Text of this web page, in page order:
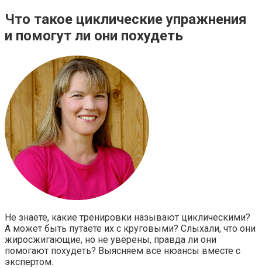
Что такое циклические упражнения
и помогут ли они похудеть
Не знаете, какие тренировки называют циклическими?
А может быть путаете их с круговыми? Слыхали, что они
жиросжигающие, но не уверены, правда ли они
помогают похудеть? Выясняем все нюансы вместе с
экспертом.